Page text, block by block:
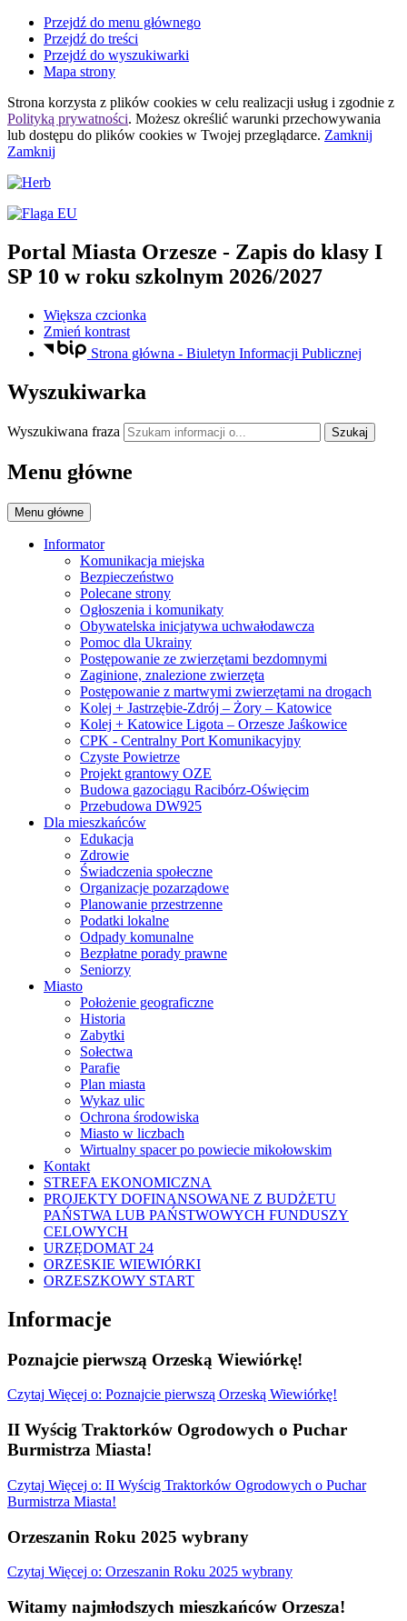
Przejdź do menu głównego
Przejdź do treści
Przejdź do wyszukiwarki
Mapa strony
Strona korzysta z plików cookies w celu realizacji usług i zgodnie z
Polityką prywatności. Możesz określić warunki przechowywania
lub dostępu do plików cookies w Twojej przeglądarce. Zamknij
Zamknij
Portal Miasta Orzesze - Zapis do klasy I
SP 10 w roku szkolnym 2026/2027
Większa czcionka
Zmień kontrast
Strona główna - Biuletyn Informacji Publicznej
Wyszukiwarka
Wyszukiwana fraza Szukaj
Menu główne
Menu główne
Informator
Komunikacja miejska
Bezpieczeństwo
Polecane strony
Ogłoszenia i komunikaty
Obywatelska inicjatywa uchwałodawcza
Pomoc dla Ukrainy
Postępowanie ze zwierzętami bezdomnymi
Zaginione, znalezione zwierzęta
Postępowanie z martwymi zwierzętami na drogach
Kolej + Jastrzębie-Zdrój – Żory – Katowice
Kolej + Katowice Ligota – Orzesze Jaśkowice
CPK - Centralny Port Komunikacyjny
Czyste Powietrze
Projekt grantowy OZE
Budowa gazociągu Racibórz-Oświęcim
Przebudowa DW925
Dla mieszkańców
Edukacja
Zdrowie
Świadczenia społeczne
Organizacje pozarządowe
Planowanie przestrzenne
Podatki lokalne
Odpady komunalne
Bezpłatne porady prawne
Seniorzy
Miasto
Położenie geograficzne
Historia
Zabytki
Sołectwa
Parafie
Plan miasta
Wykaz ulic
Ochrona środowiska
Miasto w liczbach
Wirtualny spacer po powiecie mikołowskim
Kontakt
STREFA EKONOMICZNA
PROJEKTY DOFINANSOWANE Z BUDŻETU
PAŃSTWA LUB PAŃSTWOWYCH FUNDUSZY
CELOWYCH
URZĘDOMAT 24
ORZESKIE WIEWIÓRKI
ORZESZKOWY START
Informacje
Poznajcie pierwszą Orzeską Wiewiórkę!
Czytaj Więcej o: Poznajcie pierwszą Orzeską Wiewiórkę!
II Wyścig Traktorków Ogrodowych o Puchar
Burmistrza Miasta!
Czytaj Więcej o: II Wyścig Traktorków Ogrodowych o Puchar
Burmistrza Miasta!
Orzeszanin Roku 2025 wybrany
Czytaj Więcej o: Orzeszanin Roku 2025 wybrany
Witamy najmłodszych mieszkańców Orzesza!